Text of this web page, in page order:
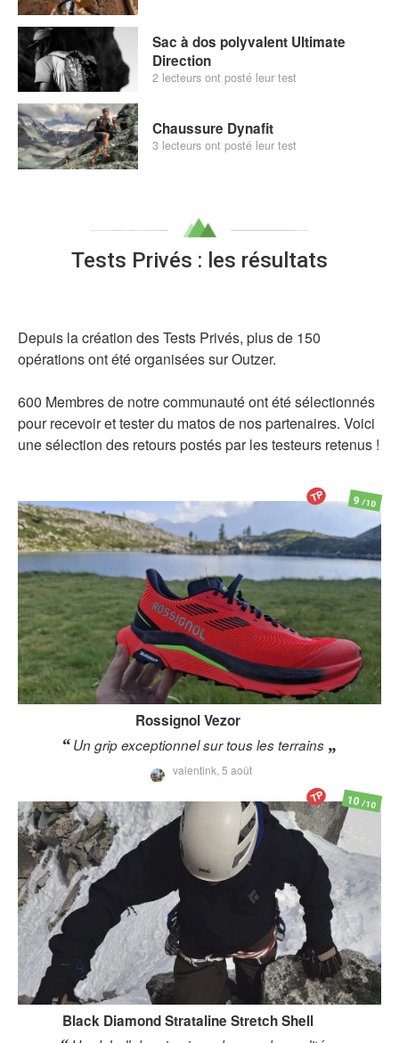
Sac à dos polyvalent Ultimate
Direction
2 lecteurs ont posté leur test
Chaussure Dynafit
3 lecteurs ont posté leur test
Tests Privés : les résultats
Depuis la création des Tests Privés, plus de 150
opérations ont été organisées sur Outzer.
600 Membres de notre communauté ont été sélectionnés
pour recevoir et tester du matos de nos partenaires. Voici
une sélection des retours postés par les testeurs retenus !
RossignolVezor
Un grip exceptionnel sur tous les terrains
valentink, 5 août
9/10
TP
Black DiamondStrataline Stretch Shell
10/10
TP